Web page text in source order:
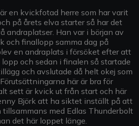
en kvickfotad herre som har varit
på årets elva starter så har det
andraplatser. Han var i början av
och finallopp samma dag på
en andraplats i försöket efter att
och sedan i finalen så startade
och avslutade då helt okej som
här är bra för
sett är kvick ut från start och här
Björk att ha siktet inställt på att
med Edlas Thunderbolt
det här loppet länge.